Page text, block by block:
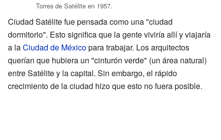
Torres de Satélite en 1957.
Ciudad Satélite fue pensada como una "ciudad
dormitorio". Esto significa que la gente viviría allí y viajaría
a laCiudad de Méxicopara trabajar. Los arquitectos
querían que hubiera un "cinturón verde" (un área natural)
entre Satélite y la capital. Sin embargo, el rápido
crecimiento de la ciudad hizo que esto no fuera posible.